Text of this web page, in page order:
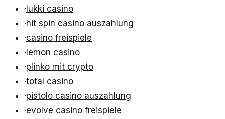
·lukki casino
·hit spin casino auszahlung
·casino freispiele
·lemon casino
·plinko mit crypto
·total casino
·pistolo casino auszahlung
·evolve casino freispiele